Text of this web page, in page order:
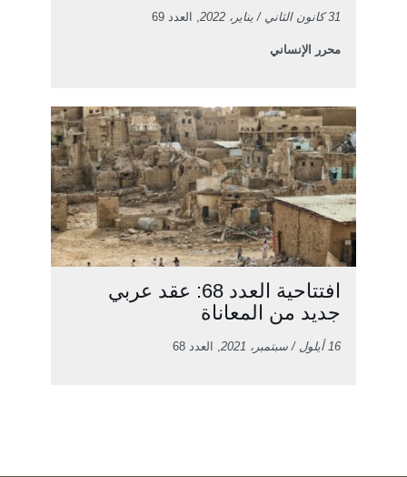
31 كانون الثاني / يناير، 2022 , العدد 69
محرر الإنساني
افتتاحية العدد 68: عقد عربي
جديد من المعاناة
16 أيلول / سبتمبر، 2021 , العدد 68